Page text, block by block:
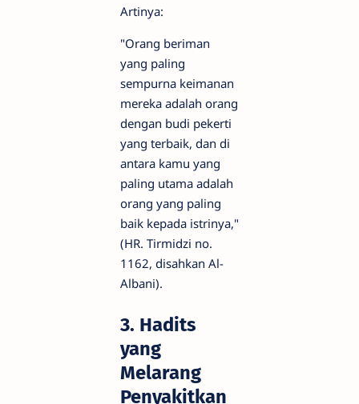
Artinya:
"Orang beriman
yang paling
sempurna keimanan
mereka adalah orang
dengan budi pekerti
yang terbaik, dan di
antara kamu yang
paling utama adalah
orang yang paling
baik kepada istrinya,"
(HR. Tirmidzi no.
1162, disahkan Al-
Albani).
3. Hadits
yang
Melarang
Penyakitkan